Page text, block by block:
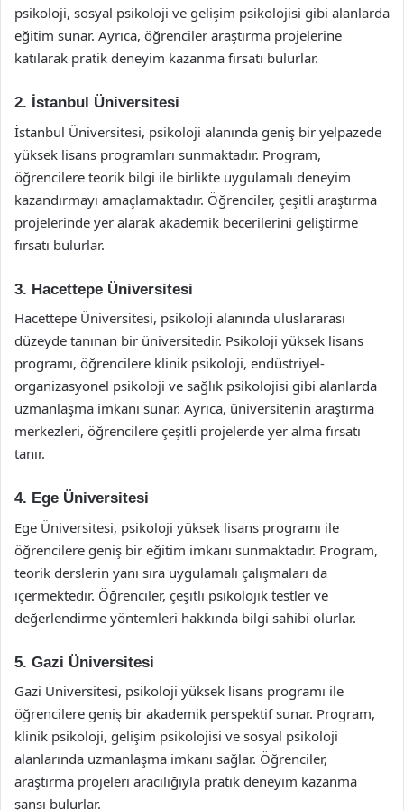
psikoloji, sosyal psikoloji ve gelişim psikolojisi gibi alanlarda
eğitim sunar. Ayrıca, öğrenciler araştırma projelerine
katılarak pratik deneyim kazanma fırsatı bulurlar.
2. İstanbul Üniversitesi
İstanbul Üniversitesi, psikoloji alanında geniş bir yelpazede
yüksek lisans programları sunmaktadır. Program,
öğrencilere teorik bilgi ile birlikte uygulamalı deneyim
kazandırmayı amaçlamaktadır. Öğrenciler, çeşitli araştırma
projelerinde yer alarak akademik becerilerini geliştirme
fırsatı bulurlar.
3. Hacettepe Üniversitesi
Hacettepe Üniversitesi, psikoloji alanında uluslararası
düzeyde tanınan bir üniversitedir. Psikoloji yüksek lisans
programı, öğrencilere klinik psikoloji, endüstriyel-
organizasyonel psikoloji ve sağlık psikolojisi gibi alanlarda
uzmanlaşma imkanı sunar. Ayrıca, üniversitenin araştırma
merkezleri, öğrencilere çeşitli projelerde yer alma fırsatı
tanır.
4. Ege Üniversitesi
Ege Üniversitesi, psikoloji yüksek lisans programı ile
öğrencilere geniş bir eğitim imkanı sunmaktadır. Program,
teorik derslerin yanı sıra uygulamalı çalışmaları da
içermektedir. Öğrenciler, çeşitli psikolojik testler ve
değerlendirme yöntemleri hakkında bilgi sahibi olurlar.
5. Gazi Üniversitesi
Gazi Üniversitesi, psikoloji yüksek lisans programı ile
öğrencilere geniş bir akademik perspektif sunar. Program,
klinik psikoloji, gelişim psikolojisi ve sosyal psikoloji
alanlarında uzmanlaşma imkanı sağlar. Öğrenciler,
araştırma projeleri aracılığıyla pratik deneyim kazanma
şansı bulurlar.